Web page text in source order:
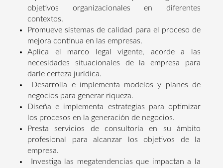
objetivos organizacionales en diferentes
contextos.
Promueve sistemas de calidad para el proceso de
mejora continua en las empresas.
Aplica el marco legal vigente, acorde a las
necesidades situacionales de la empresa para
darle certeza jurídica.
Desarrolla e implementa modelos y planes de
negocios para generar riqueza.
Diseña e implementa estrategias para optimizar
los procesos en la generación de negocios.
Presta servicios de consultoría en su ámbito
profesional para alcanzar los objetivos de la
empresa.
Investiga las megatendencias que impactan a la